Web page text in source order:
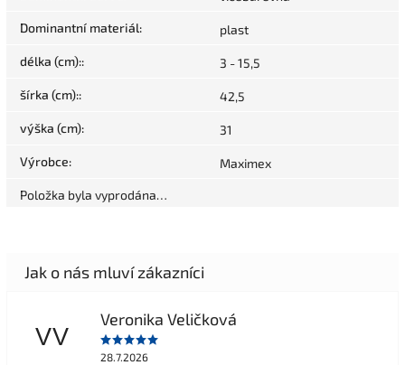
Dominantní materiál: plast
délka (cm):: 3 - 15,5
šírka (cm):: 42,5
výška (cm): 31
Výrobce: Maximex
Položka byla vyprodána…
VV
Veronika Veličková
28.7.2026